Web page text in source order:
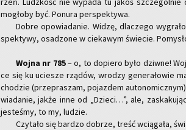
mo­gło­by być. Po­nu­ra per­spek­ty­wa.
Dobre opo­wia­da­nie. Widzę, dla­cze­go
spek­ty­wy, osa­dzo­ne w cie­ka­wym świe­cie.
Wojna nr 785– o, to do­pie­ro było dziw­ne!
ce się ku ucie­sze rzą­dów, wro­dzy ge­ne­ra­ło­wie
cho­dzie (prze­pra­szam, po­jaz­dem
wia­da­nie, jakże inne od „Dzie­ci…”, ale,
je­ste­śmy, to my, lu­dzie.
Czy­ta­ło się bar­dzo do­brze, treść wcią­ga­ła,